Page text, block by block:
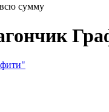
сумму